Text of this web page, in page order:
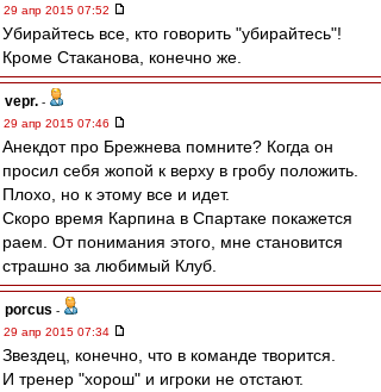
29 апр 2015 07:52
Убирайтесь все, кто говорить "убирайтесь"!
Кроме Стаканова, конечно же.
vepr. -
29 апр 2015 07:46
Анекдот про Брежнева помните? Когда он
просил себя жопой к верху в гробу положить.
Плохо, но к этому все и идет.
Скоро время Карпина в Спартаке покажется
раем. От понимания этого, мне становится
страшно за любимый Клуб.
porcus -
29 апр 2015 07:34
Звездец, конечно, что в команде творится.
И тренер "хорош" и игроки не отстают.